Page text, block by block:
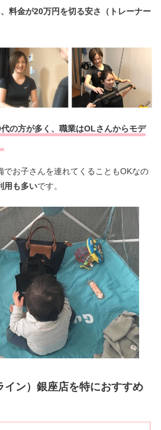
料金が20万円を切る安さ（トレーナー
の方が多く、 職業はOLさんからモデ
でお子さんを連れてくることもOKなの
用も多いです。
イン）銀座店を特におすすめ